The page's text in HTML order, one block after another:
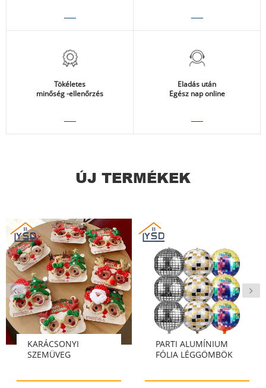
A részletek
megtekintése
A részletek
megtekintése
Tökéletes
minőség -ellenőrzés
A részletek
megtekintése
Eladás után
Egész nap online
megtekintése
ÚJ TERMÉKEK
KARÁCSONYI
SZEMÜVEG
PARTI ALUMÍNIUM
FÓLIA LÉGGÖMBÖK